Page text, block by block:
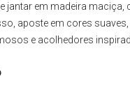
jantar em madeira
aposte em cores
e acolhedores